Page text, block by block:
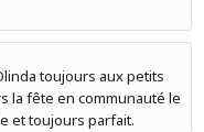
toujours aux petits
la fête en communauté le
et toujours parfait.